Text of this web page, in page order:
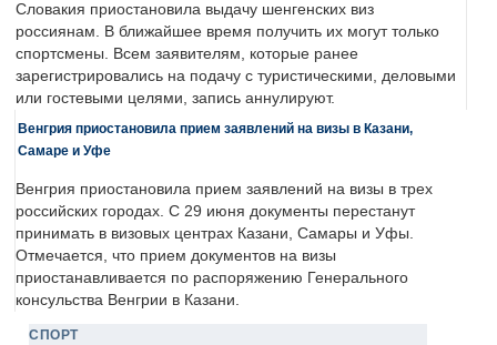
Словакия приостановила выдачу шенгенских виз
россиянам. В ближайшее время получить их могут только
спортсмены. Всем заявителям, которые ранее
зарегистрировались на подачу с туристическими, деловыми
или гостевыми целями, запись аннулируют.
Венгрия приостановила прием заявлений на визы в Казани,
Самаре и Уфе
Венгрия приостановила прием заявлений на визы в трех
российских городах. С 29 июня документы перестанут
принимать в визовых центрах Казани, Самары и Уфы.
Отмечается, что прием документов на визы
приостанавливается по распоряжению Генерального
консульства Венгрии в Казани.
СПОРТ